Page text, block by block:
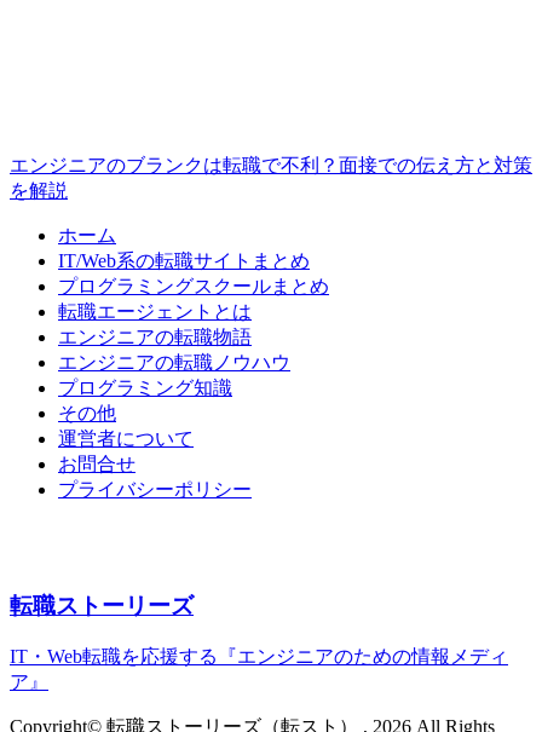
エンジニアのブランクは転職で不利？面接での伝え方と対策
を解説
ホーム
IT/Web系の転職サイトまとめ
プログラミングスクールまとめ
転職エージェントとは
エンジニアの転職物語
エンジニアの転職ノウハウ
プログラミング知識
その他
運営者について
お問合せ
プライバシーポリシー
転職ストーリーズ
IT・Web転職を応援する『エンジニアのための情報メディ
ア』
Copyright© 転職ストーリーズ（転スト） , 2026 All Rights